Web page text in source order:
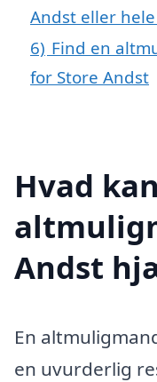
Andst eller
6) Find en
for Store Andst
Hvad
Andst
En
en uvurderlig